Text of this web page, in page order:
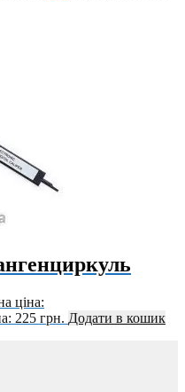
ціна:
225 грн. Додати в кошик